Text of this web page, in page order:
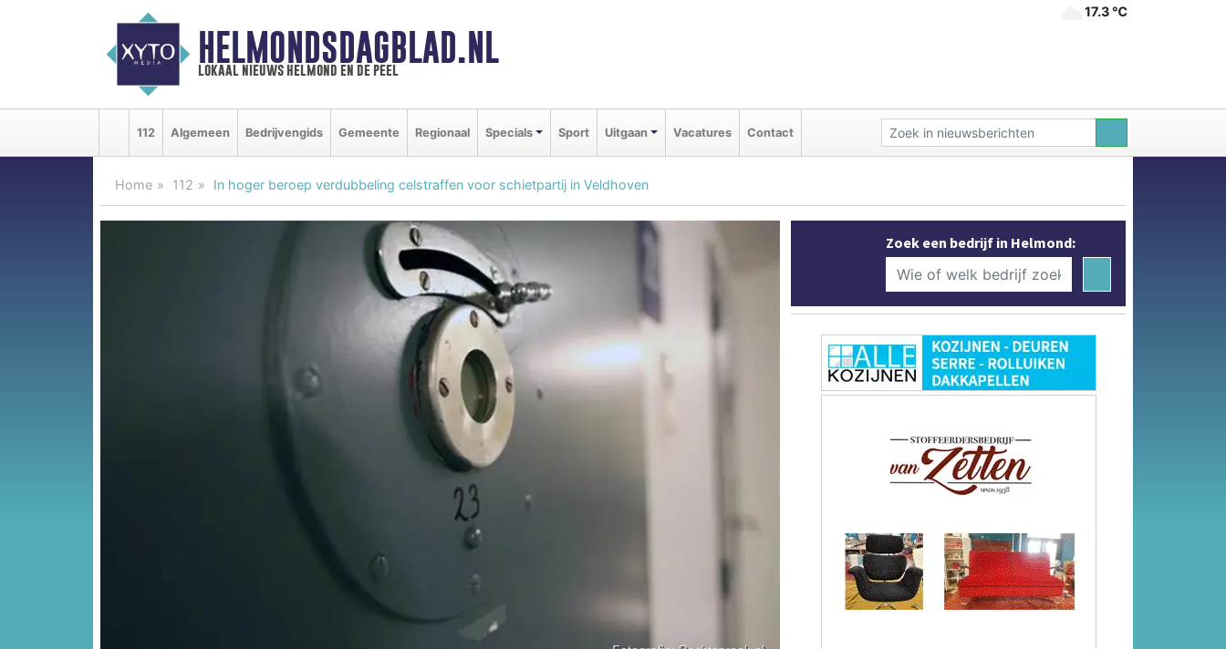
HELMONDSDAGBLAD.NL
lokaal nieuws helmond en de peel
17.3 ℃
112 Algemeen Bedrijvengids Gemeente Regionaal Specials Sport Uitgaan Vacatures Contact
Home 112 In hoger beroep verdubbeling celstraffen voor schietpartij in Veldhoven
Zoek een bedrijf in Helmond: